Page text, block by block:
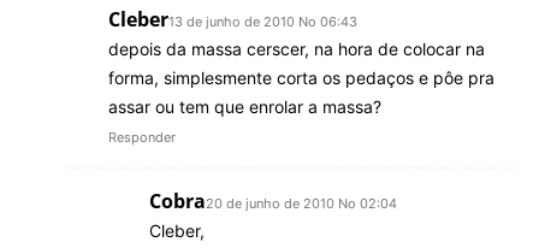
Cleber13 de junho de 2010 No 06:43
depois da massa cerscer, na hora de colocar na
forma, simplesmente corta os pedaços e pôe pra
assar ou tem que enrolar a massa?
Responder
Cobra20 de junho de 2010 No 02:04
Cleber,